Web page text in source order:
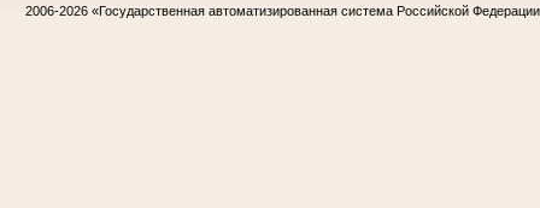
2006-2026 «Государственная автоматизированная система Российской